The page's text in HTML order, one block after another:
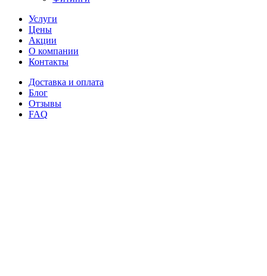
Услуги
Цены
Акции
О компании
Контакты
Доставка и оплата
Блог
Отзывы
FAQ